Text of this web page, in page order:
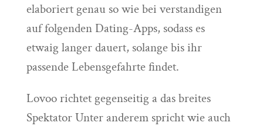
elaboriert genau so wie bei verstandigen
auf folgenden Dating-Apps, sodass es
etwaig langer dauert, solange bis ihr
passende Lebensgefahrte findet.
Lovoo richtet gegenseitig a das breites
Spektator Unter anderem spricht wie auch